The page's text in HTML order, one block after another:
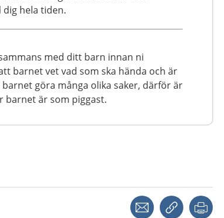
hela tiden.
med ditt barn innan ni
barnet vet vad som ska hända och är
göra många olika saker, därför är
barnet är som piggast.
Dela via mejlKopiera länk